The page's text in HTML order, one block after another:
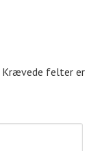
Krævede felter er